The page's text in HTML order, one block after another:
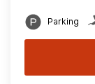
Parking